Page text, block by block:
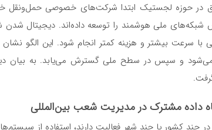
در حوزه لجستیک ابتدا شرکت‌های خصوصی حمل‌ونقل
شبکه‌های ملی هوشمند را توسعه داده‌اند. دیجیتال
با سرعت بیشتر و هزینه کمتر انجام شود. این الگو
و سپس در سطح ملی گسترش می‌یابد. به بیان
داده مشترک در مدیریت شعب بین‌المللی
چند کشور یا چند شهر فعالیت دارند، استفاده از